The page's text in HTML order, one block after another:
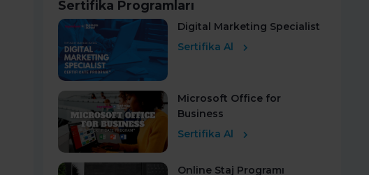
Sertifika Programları
Digital Marketing Specialist
Sertifika Al
Microsoft Office for
Business
Sertifika Al
Online Staj Programı